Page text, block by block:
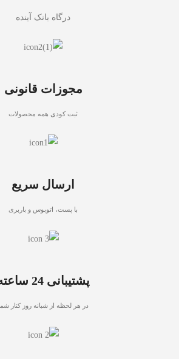
درگاه بانک آینده
مجوزات قانونی
ثبت کودی همه محصولات
ارسال سریع
با پست، اتوبوس و باربری
پشتیبانی 24 ساعته
در هر لحظه از شبانه روز کنار شما